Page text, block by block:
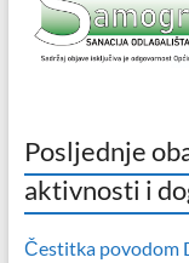
Posljednje
aktivnosti i
Čestitka povodom